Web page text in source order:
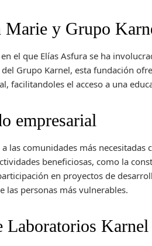
Marie y Grupo
el que Elías Asfura se ha
Grupo Karnel, esta fundación
facilitandoles el acceso a una
empresarial
las comunidades más
beneficiosas, como la
en proyectos de
las personas más vulnerables.
Laboratorios